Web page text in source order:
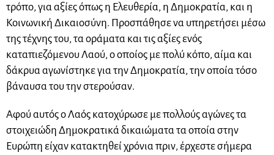
τρόπο, για αξίες όπως η Ελευθερία, η Δημοκρατία, και η
Κοινωνική Δικαιοσύνη. Προσπάθησε να υπηρετήσει μέσω
της τέχνης του, τα οράματα και τις αξίες ενός
καταπιεζόμενου Λαού, ο οποίος με πολύ κόπο, αίμα και
δάκρυα αγωνίστηκε για την Δημοκρατία, την οποία τόσο
βάναυσα του την στερούσαν.
Αφού αυτός ο Λαός κατοχύρωσε με πολλούς αγώνες τα
στοιχειώδη Δημοκρατικά δικαιώματα τα οποία στην
Ευρώπη είχαν κατακτηθεί χρόνια πριν, έρχεστε σήμερα